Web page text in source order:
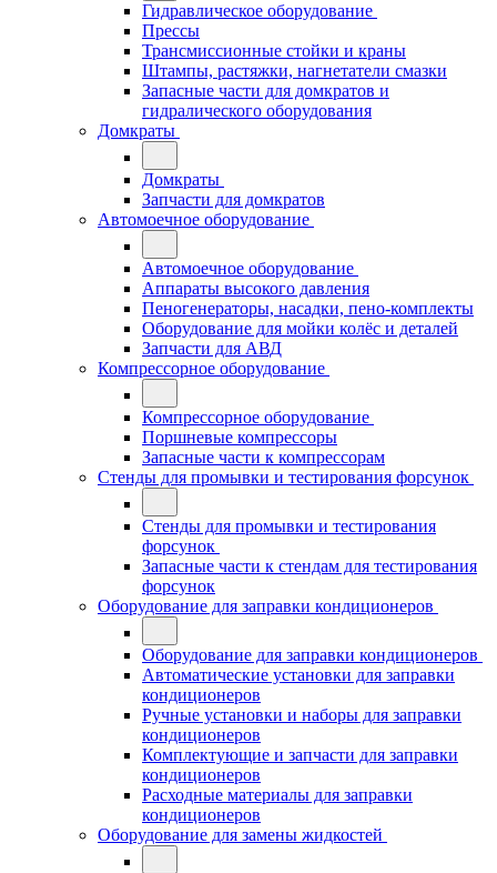
Гидравлическое оборудование
Прессы
Трансмиссионные стойки и краны
Штампы, растяжки, нагнетатели смазки
Запасные части для домкратов и
гидралического оборудования
Домкраты
Домкраты
Запчасти для домкратов
Автомоечное оборудование
Автомоечное оборудование
Аппараты высокого давления
Пеногенераторы, насадки, пено-комплекты
Оборудование для мойки колёс и деталей
Запчасти для АВД
Компрессорное оборудование
Компрессорное оборудование
Поршневые компрессоры
Запасные части к компрессорам
Стенды для промывки и тестирования форсунок
Стенды для промывки и тестирования
форсунок
Запасные части к стендам для тестирования
форсунок
Оборудование для заправки кондиционеров
Оборудование для заправки кондиционеров
Автоматические установки для заправки
кондиционеров
Ручные установки и наборы для заправки
кондиционеров
Комплектующие и запчасти для заправки
кондиционеров
Расходные материалы для заправки
кондиционеров
Оборудование для замены жидкостей